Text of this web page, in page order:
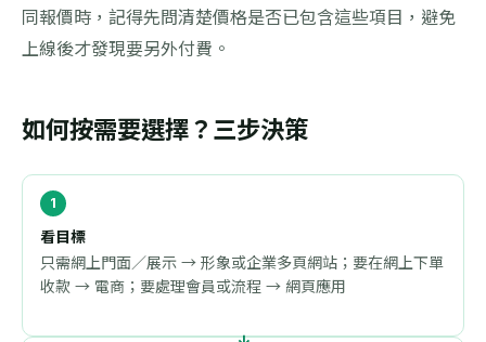
同報價時，記得先問清楚價格是否已包含這些項目，避免
上線後才發現要另外付費。
如何按需要選擇？三步決策
看目標
只需網上門面／展示 → 形象或企業多頁網站；要在網上下單
收款 → 電商；要處理會員或流程 → 網頁應用